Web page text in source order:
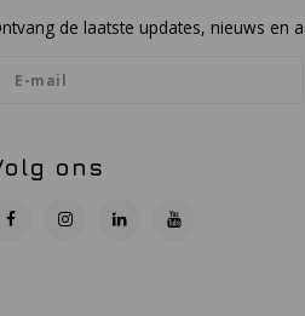
de laatste updates, nieuws en
ons